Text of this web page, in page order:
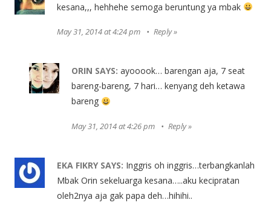
kesana,,, hehhehe semoga beruntung ya mbak
May 31, 2014 at 4:24 pm Reply
ORIN SAYS: ayooook… barengan aja, 7 seat
bareng-bareng, 7 hari… kenyang deh ketawa
bareng
May 31, 2014 at 4:26 pm Reply
EKA FIKRY SAYS: Inggris oh inggris…terbangkanlah
Mbak Orin sekeluarga kesana…..aku kecipratan
oleh2nya aja gak papa deh…hihihi..